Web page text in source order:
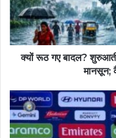
क्यों रूठ गए बादल?
मानसून;